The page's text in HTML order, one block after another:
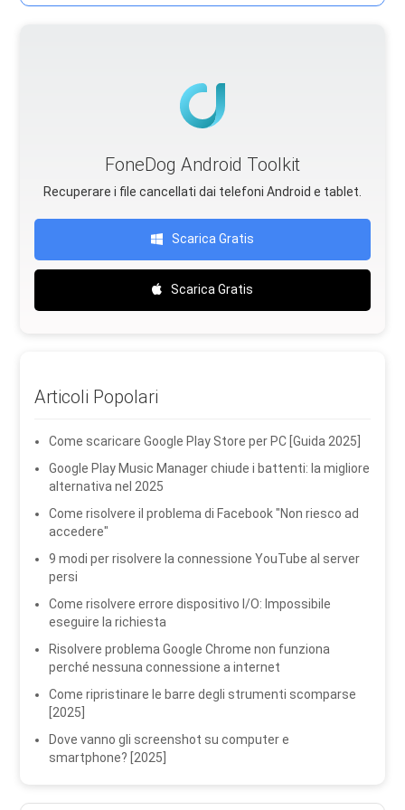
FoneDog Android Toolkit
Recuperare i file cancellati dai telefoni Android e tablet.
Scarica Gratis
Scarica Gratis
Articoli Popolari
Come scaricare Google Play Store per PC [Guida 2025]
Google Play Music Manager chiude i battenti: la migliore
alternativa nel 2025
Come risolvere il problema di Facebook "Non riesco ad
accedere"
9 modi per risolvere la connessione YouTube al server
persi
Come risolvere errore dispositivo I/O: Impossibile
eseguire la richiesta
Risolvere problema Google Chrome non funziona
perché nessuna connessione a internet
Come ripristinare le barre degli strumenti scomparse
[2025]
Dove vanno gli screenshot su computer e
smartphone? [2025]